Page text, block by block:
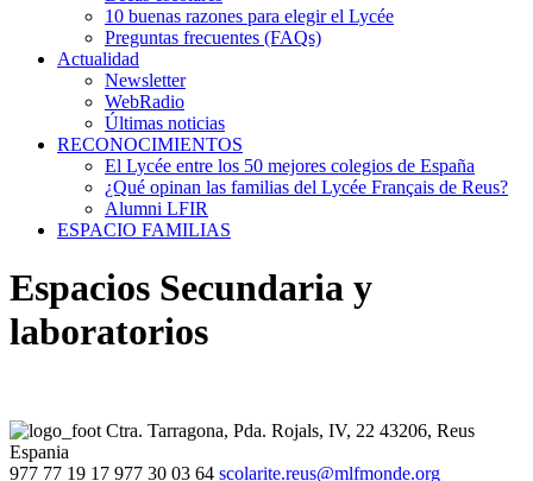
10 buenas razones para elegir el Lycée
Preguntas frecuentes (FAQs)
Actualidad
Newsletter
WebRadio
Últimas noticias
RECONOCIMIENTOS
El Lycée entre los 50 mejores colegios de España
¿Qué opinan las familias del Lycée Français de Reus?
Alumni LFIR
ESPACIO FAMILIAS
Espacios Secundaria y
laboratorios
Ctra. Tarragona, Pda. Rojals, IV, 22 43206, Reus
Espania
977 77 19 17 977 30 03 64 scolarite.reus@mlfmonde.org